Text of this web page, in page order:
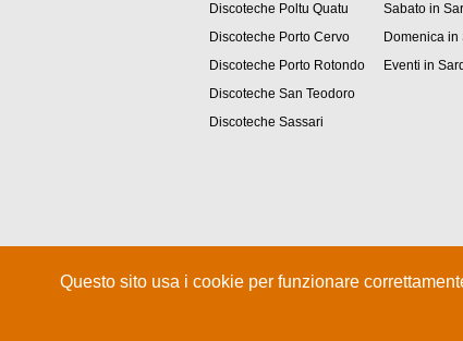
Discoteche Poltu Quatu
Discoteche Porto Cervo
Discoteche Porto Rotondo
Discoteche San Teodoro
Discoteche Sassari
Sabato in
Domenica in
Eventi in
Questo sito usa i cookie per funzionare